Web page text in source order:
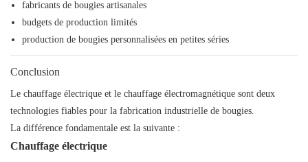
fabricants de bougies artisanales
budgets de production limités
production de bougies personnalisées en petites séries
Conclusion
Le chauffage électrique et le chauffage électromagnétique sont deux
technologies fiables pour la fabrication industrielle de bougies.
La différence fondamentale est la suivante :
Chauffage électrique